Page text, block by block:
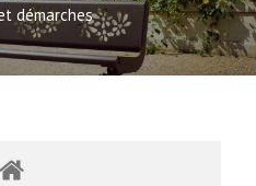
démarches